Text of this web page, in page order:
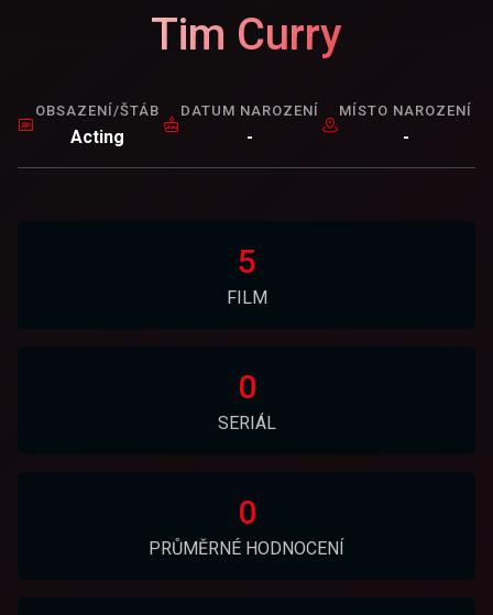
Tim Curry
OBSAZENÍ/ŠTÁB
Acting
DATUM NAROZENÍ
-
MÍSTO NAROZENÍ
-
5
FILM
0
SERIÁL
0
PRŮMĚRNÉ HODNOCENÍ